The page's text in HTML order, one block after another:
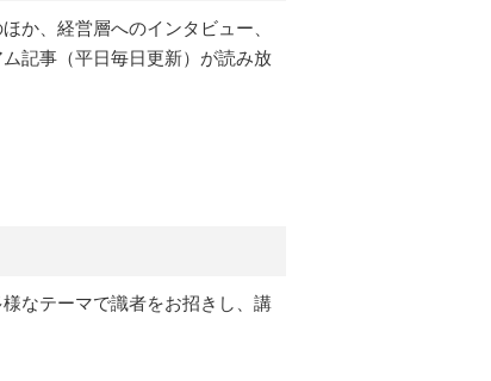
か、経営層へのインタビュー、
記事（平日毎日更新）が読み放
なテーマで識者をお招きし、講